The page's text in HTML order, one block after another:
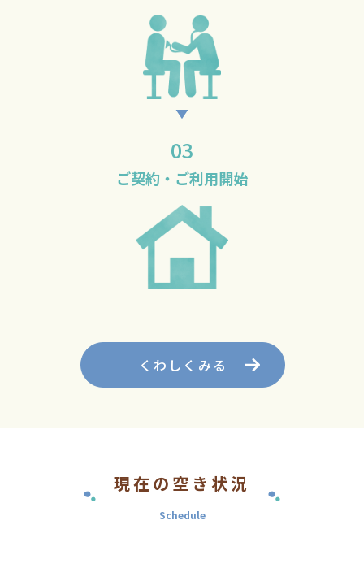
03
ご契約・ ご利用開始
くわしくみる
現在の空き状況
Schedule